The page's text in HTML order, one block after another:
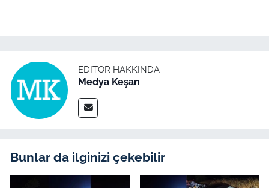
EDITÖR HAKKINDA
Medya Keşan
Bunlar da ilginizi çekebilir
Flaş Haber
Dış Haberler
İş Dünyası